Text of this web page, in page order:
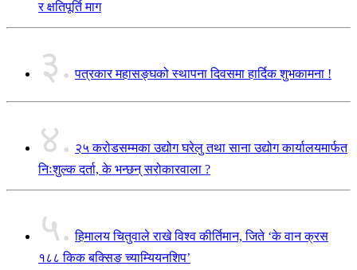
र क्षतिपूर्ति माग
३. पत्रकार महासङ्घको स्थापना दिवसमा हार्दिक शुभकामना !
४. २५ करोडसम्मका उद्योग घरेलु तथा साना उद्योग कार्यालयमार्फत
निःशुल्क दर्ता, के भन्छन् सरोकारवाला ?
५. हिमालय चितुवाले राखे विश्व कीर्तिमान, जिते ‘के वान क्रस
१८८ किक बक्सिङ च्याम्यियनशिप’